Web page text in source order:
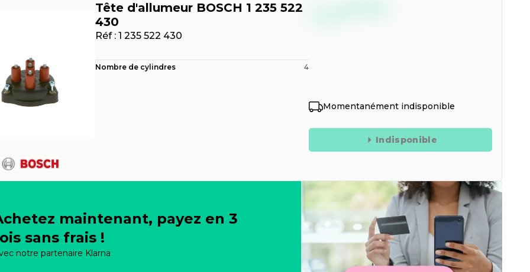
Tête d'allumeur BOSCH 1 235 522
430
Réf : 1 235 522 430
Nombre de cylindres 4
Momentanément indisponible
Indisponible
maintenant, payez en 3
sans frais !
notre partenaire Klarna